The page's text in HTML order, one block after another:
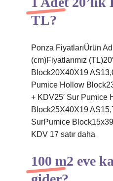
TL?
Ponza FiyatlarıÜrün
(cm)Fiyatlarımız
Block20X40X19
Pumice Hollow
+ KDV25′ Sur Pumice
Block25X40X19
SurPumice
KDV 17 satır daha
100 m2 eve